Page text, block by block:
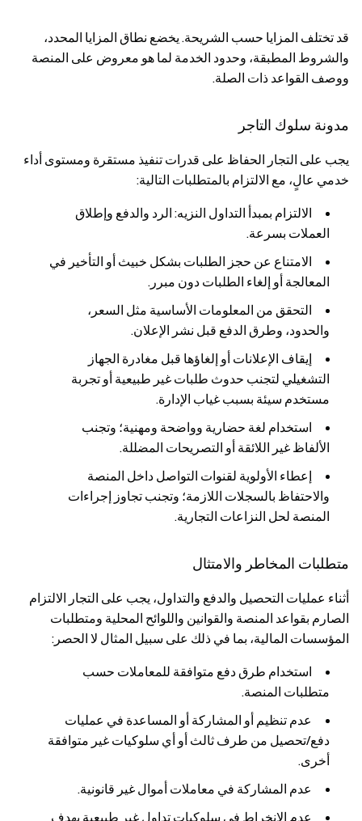
قد تختلف المزايا حسب الشريحة. يخضع نطاق المزايا المحدد،
والشروط المطبقة، وحدود الخدمة لما هو معروض على المنصة
ووصف القواعد ذات الصلة.
مدونة سلوك التاجر
يجب على التجار الحفاظ على قدرات تنفيذ مستقرة ومستوى أداء
خدمي عالٍ، مع الالتزام بالمتطلبات التالية:
الالتزام بمبدأ التداول النزيه: الرد والدفع وإطلاق
العملات بسرعة.
الامتناع عن حجز الطلبات بشكل خبيث أو التأخير في
المعالجة أو إلغاء الطلبات دون مبرر.
التحقق من المعلومات الأساسية مثل السعر،
والحدود، وطرق الدفع قبل نشر الإعلان.
إيقاف الإعلانات أو إلغاؤها قبل مغادرة الجهاز
التشغيلي لتجنب حدوث طلبات غير طبيعية أو تجربة
مستخدم سيئة بسبب غياب الإدارة.
استخدام لغة حضارية وواضحة ومهنية؛ وتجنب
الألفاظ غير اللائقة أو التصريحات المضللة.
إعطاء الأولوية لقنوات التواصل داخل المنصة
والاحتفاظ بالسجلات اللازمة؛ وتجنب تجاوز إجراءات
المنصة لحل النزاعات التجارية.
متطلبات المخاطر والامتثال
أثناء عمليات التحصيل والدفع والتداول، يجب على التجار الالتزام
الصارم بقواعد المنصة والقوانين واللوائح المحلية ومتطلبات
المؤسسات المالية، بما في ذلك على سبيل المثال لا الحصر:
استخدام طرق دفع متوافقة للمعاملات حسب
متطلبات المنصة.
عدم تنظيم أو المشاركة أو المساعدة في عمليات
دفع/تحصيل من طرف ثالث أو أي سلوكيات غير متوافقة
أخرى.
عدم المشاركة في معاملات أموال غير قانونية.
عدم الانخراط في سلوكيات تداول غير طبيعية بهدف